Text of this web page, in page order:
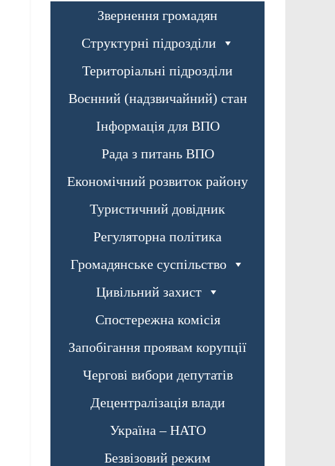
Звернення громадян
Структурні підрозділи
Територіальні підрозділи
Воєнний (надзвичайний) стан
Інформація для ВПО
Рада з питань ВПО
Економічний розвиток району
Туристичний довідник
Регуляторна політика
Громадянське суспільство
Цивільний захист
Спостережна комісія
Запобігання проявам корупції
Чергові вибори депутатів
Децентралізація влади
Україна – НАТО
Безвізовий режим